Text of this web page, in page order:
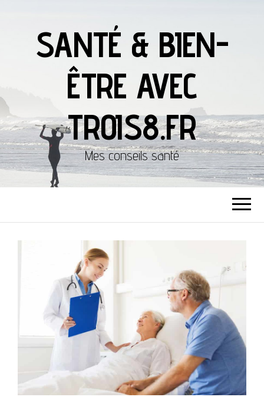
SANTÉ & BIEN-
ÊTRE AVEC
TROIS8.FR
Mes conseils santé